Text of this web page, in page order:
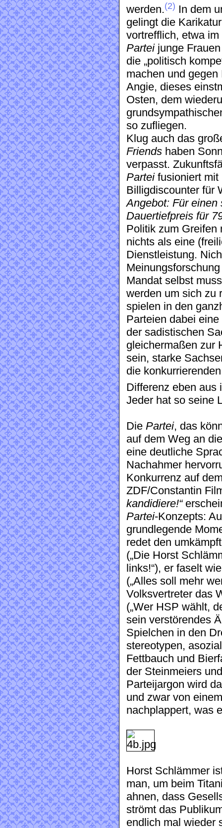
werden.(2) In dem
gelingt die
vortrefflich, etwa im
Parteijunge
die „politisch
machen und
Angie, dieses
Osten, dem
so zufliegen.
Klug auch das
Friends haben
verpasst.
Parteifusioniert mit
Billigdiscounter für
Angebot: Für
Dauertiefpreis für
Politik zum Greifen
nichts als eine
Dienstleistung.
Mandat selbst
werden um sich zu
spielen in den
Parteien dabei
der sadistischen
gleichermaßen zur
sein, starke
die
Differenz eben aus
Jeder hat so seine
Die Partei, das
auf dem Weg an
eine deutliche
Nachahmer
Konkurrenz auf
ZDF/Constantin
kandidiere!“
Partei-Konzepts:
grundlegende
redet den
(„Die Horst
links!“), er faselt
(„Alles soll mehr
Volksvertreter das
(„Wer HSP wählt,
sein verstörendes
Spielchen in den
stereotypen,
Fettbauch und
der Steinmeiers
Parteijargon wird
und zwar von
nachplappert, was
Horst Schlämmer
man, um beim
ahnen, dass
strömt das
endlich mal wieder